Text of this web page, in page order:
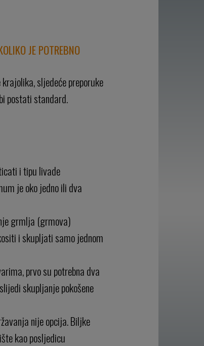
JE POTREBNO
sljedeće preporuke
postati standard.
i tipu livade
je oko jedno ili dva
grmlja (grmova)
i skupljati samo jednom
prvo su potrebna dva
skupljanje pokošene
nije opcija. Biljke
kao posljedicu